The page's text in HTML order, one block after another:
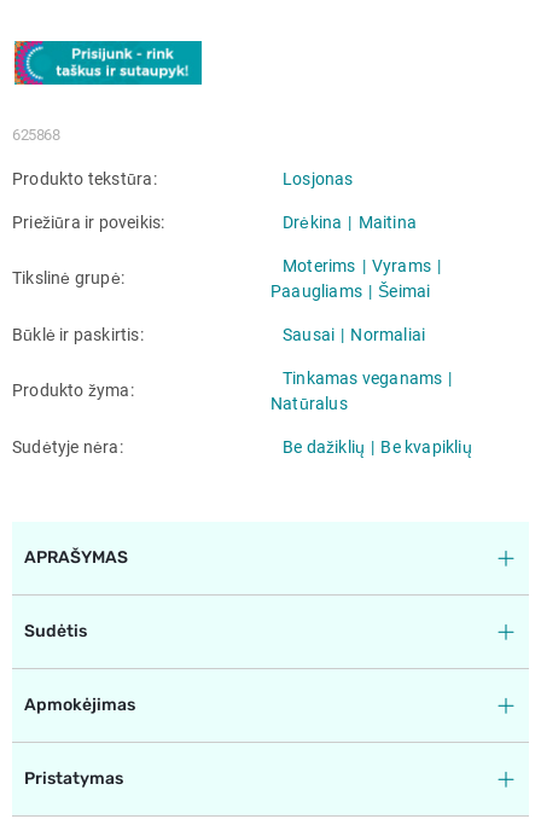
625868
Produkto tekstūra Losjonas
Priežiūra ir poveikis Drėkina Maitina
Tikslinė grupė
Moterims
Vyrams
Paaugliams
Šeimai
Būklė ir paskirtis Sausai Normaliai
Produkto žyma
Tinkamas veganams
Natūralus
Sudėtyje nėra Be dažiklių Be kvapiklių
APRAŠYMAS
Sudėtis
Apmokėjimas
Pristatymas